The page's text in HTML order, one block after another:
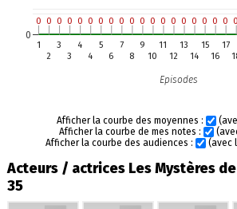
1
2
3
3
4
4
5
6
7
8
9
10
11
12
13
14
15
16
17
0
0
0 0
0 0
0 0
0 0
0 0
0 0
0 0
0 0
0 0
0 0
0 0
0 0
0 0
0 0
0 0
0 0
0 0
0 0
0 0
0
Episodes
Afficher la courbe des moyennes :
Afficher la courbe de mes notes :
Afficher la courbe des audiences :
(avec
Acteurs / actrices Les Mystères
35